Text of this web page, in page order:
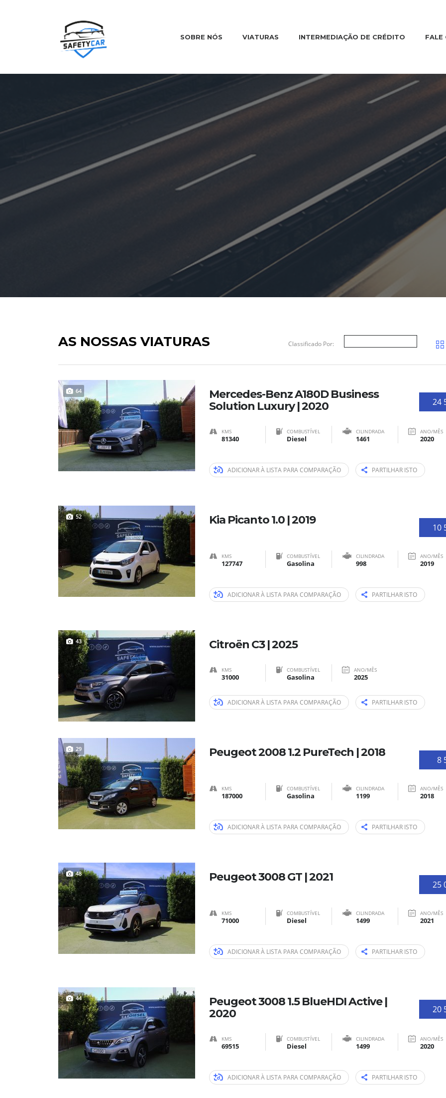
SOBRE NÓS VIATURAS INTERMEDIAÇÃO DE CRÉDITO FALE
AS NOSSAS VIATURAS Classificado Por:
64
24
Mercedes-Benz A180D Business
Solution Luxury | 2020
KMS
81340
COMBUSTÍVEL
Diesel
CILINDRADA
1461
ANO/MÊS
2020
ADICIONAR À LISTA PARA COMPARAÇÃO PARTILHAR ISTO
52
10
Kia Picanto 1.0 | 2019
KMS
127747
COMBUSTÍVEL
Gasolina
CILINDRADA
998
ANO/MÊS
2019
ADICIONAR À LISTA PARA COMPARAÇÃO PARTILHAR ISTO
43 Citroën C3 | 2025
KMS
31000
COMBUSTÍVEL
Gasolina
ANO/MÊS
2025
ADICIONAR À LISTA PARA COMPARAÇÃO PARTILHAR ISTO
29
8
Peugeot 2008 1.2 PureTech | 2018
KMS
187000
COMBUSTÍVEL
Gasolina
CILINDRADA
1199
ANO/MÊS
2018
ADICIONAR À LISTA PARA COMPARAÇÃO PARTILHAR ISTO
48
25
Peugeot 3008 GT | 2021
KMS
71000
COMBUSTÍVEL
Diesel
CILINDRADA
1499
ANO/MÊS
2021
ADICIONAR À LISTA PARA COMPARAÇÃO PARTILHAR ISTO
44
20
Peugeot 3008 1.5 BlueHDI Active |
2020
KMS
69515
COMBUSTÍVEL
Diesel
CILINDRADA
1499
ANO/MÊS
2020
ADICIONAR À LISTA PARA COMPARAÇÃO PARTILHAR ISTO